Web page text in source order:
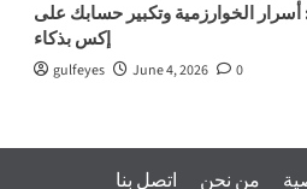
أسرار الخوارزمية وتكبير حسابك على
إكس بذكاء
gulfeyes June 4, 2026 0
اتصل بنا من نحن